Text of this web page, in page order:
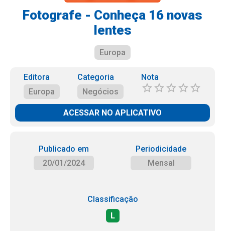
Fotografe - Conheça 16 novas
lentes
Europa
Editora
Europa
Categoria
Negócios
Nota
ACESSAR NO APLICATIVO
Publicado em
20/01/2024
Periodicidade
Mensal
Classificação
L